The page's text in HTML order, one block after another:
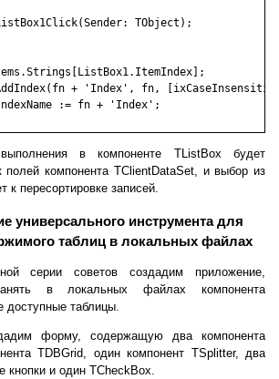
TObject);
+ 'Index', fn,
:= fn + 'Index';
в компоненте TListBox будет
полей компонента TClientDataSet, и выбор из
к пересортировке записей.
универсального инструмента для
таблиц в локальных файлах
серии советов создадим приложение,
в локальных файлах компонента
таблицы.
форму, содержащую два компонента
TDBGrid, один компонент TSplitter, два
кнопки и один TCheckBox.